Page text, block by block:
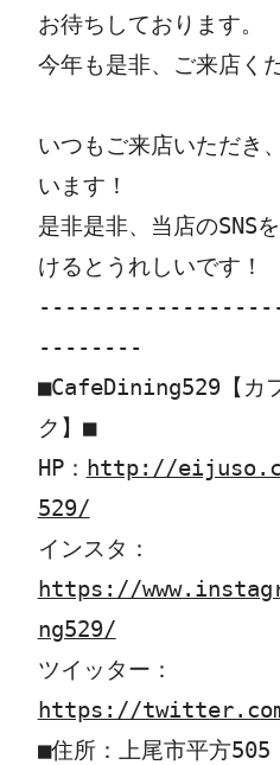
お待ちしております。
今年も是非、ご来店く
いつもご来店いただき
います！
是非是非、当店のSNS
けるとうれしいです！
--------
■CafeDining529【カ
ク】■
HP： http://
529/
インスタ：
https://
ng529/
ツイッター：
https://
■住所：上尾市平方505